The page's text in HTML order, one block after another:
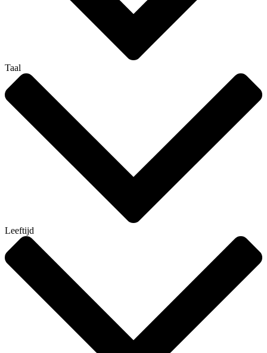
Taal
Leeftijd